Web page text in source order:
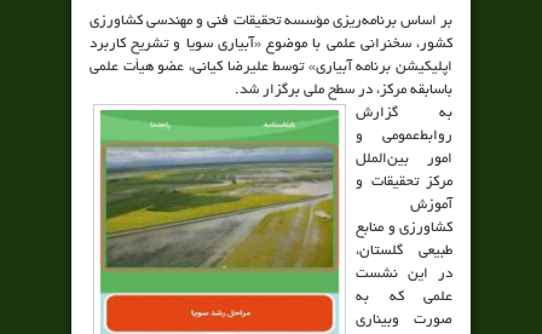
بر اساس برنامه‌ریزی مؤسسه تحقیقات فنی و مهندسی کشاورزی
کشور، سخنرانی علمی با موضوع «آبیاری سویا و تشریح کاربرد
اپلیکیشن برنامه آبیاری» توسط علیرضا کیانی، عضو هیأت علمی
باسابقه مرکز، در سطح ملی برگزار شد.
به گزارش
روابط‌عمومی و
امور بین‌الملل
مرکز تحقیقات و
آموزش
کشاورزی و منابع
طبیعی گلستان،
در این نشست
علمی که به
صورت وبیناری